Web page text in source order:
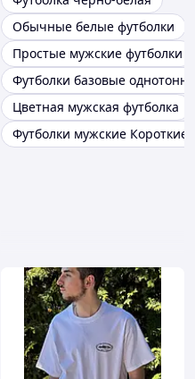
Обычные белые футболки
Простые мужские футболки
Футболки базовые
Цветная мужская футболка
Футболки мужские Короткие